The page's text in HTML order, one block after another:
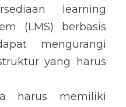
learning
(LMS) berbasis
mengurangi
yang harus
harus memiliki